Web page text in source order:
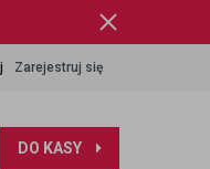
Zarejestruj się
DO KASY